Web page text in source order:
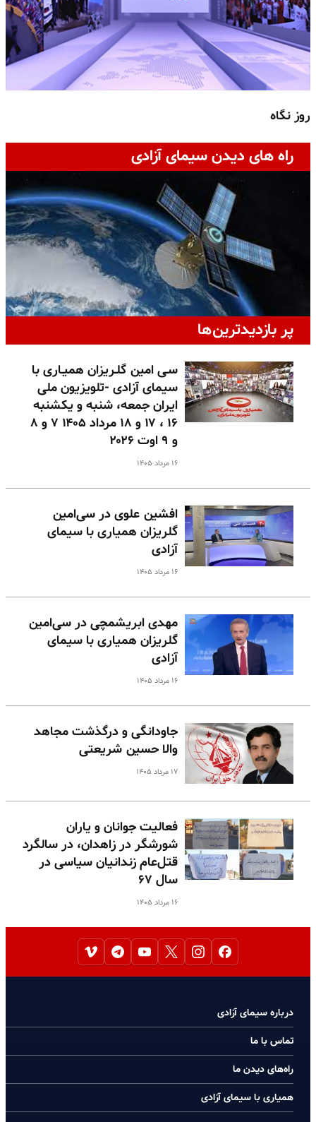
روز نگاه
راه های دیدن سیمای آزادی
پر بازدیدترین‌ها
سـی امین گلـریزان همیـاری با
سیمای آزادی -تلویزیون ملی
ایران جمعه، شنبه و یکشنبه
۱۶ ، ۱۷ و ۱۸ مرداد ۱۴۰۵ ۷ و ۸
و ۹ اوت ۲۰۲۶
۱۶ مرداد ۱۴۰۵
افشین علوی در سی‌امین
گلریزان همیاری با سیمای
آزادی
۱۶ مرداد ۱۴۰۵
مهدی ابریشمچی در سی‌امین
گلریزان همیاری با سیمای
آزادی
۱۶ مرداد ۱۴۰۵
جاودانگی و درگذشت مجاهد
والا حسین شریعتی
۱۷ مرداد ۱۴۰۵
فعالیت جوانان و یاران
شورشگر در زاهدان، در سالگرد
قتل‌عام زندانیان سیاسی در
سال ۶۷
۱۶ مرداد ۱۴۰۵
درباره سیمای آزادی
تماس با ما
راه‌های دیدن ما
همیاری با سیمای آزادی